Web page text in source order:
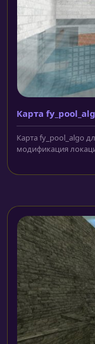
Карта
Карта fy_pool_algo
модификация